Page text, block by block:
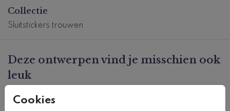
Cookies
Productcode: ST-0580-2
Collectie
Sluitstickers trouwen
Deze ontwerpen vind je misschien ook
leuk